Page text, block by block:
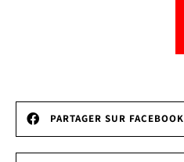
PARTAGER SUR FACEBOOK